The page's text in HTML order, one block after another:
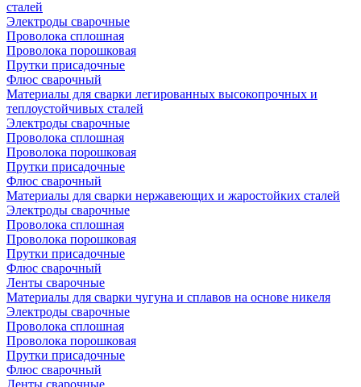
сталей
Электроды сварочные
Проволока сплошная
Проволока порошковая
Прутки присадочные
Флюс сварочный
Материалы для сварки легированных высокопрочных и
теплоустойчивых сталей
Электроды сварочные
Проволока сплошная
Проволока порошковая
Прутки присадочные
Флюс сварочный
Материалы для сварки нержавеющих и жаростойких сталей
Электроды сварочные
Проволока сплошная
Проволока порошковая
Прутки присадочные
Флюс сварочный
Ленты сварочные
Материалы для сварки чугуна и сплавов на основе никеля
Электроды сварочные
Проволока сплошная
Проволока порошковая
Прутки присадочные
Флюс сварочный
Ленты сварочные